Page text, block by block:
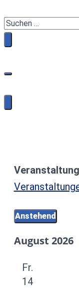
Anstehend
wählen.
August 2026
Fr.
14